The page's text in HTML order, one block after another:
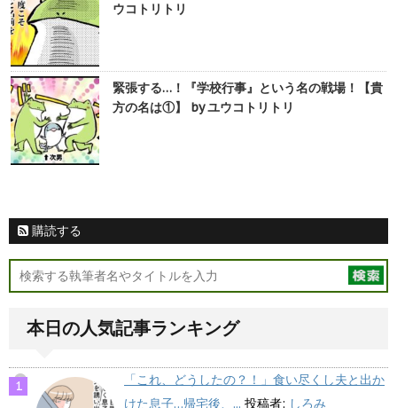
ウコトリトリ
緊張する…！『学校行事』という名の戦場！【貴
方の名は①】 by ユウコトリトリ
購読する
本日の人気記事ランキング
「これ、どうしたの？！」食い尽くし夫と出か
けた息子…帰宅後、... 投稿者: しろみ